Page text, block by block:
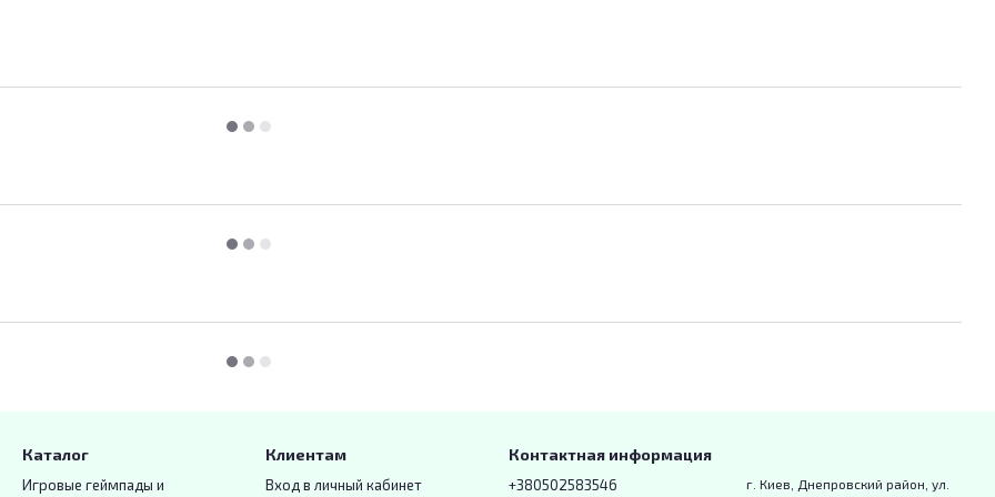
Каталог
Игровые геймпады и
Клиентам
Вход в личный кабинет
Контактная информация
+380502583546
г. Киев, Днепровский район, ул.